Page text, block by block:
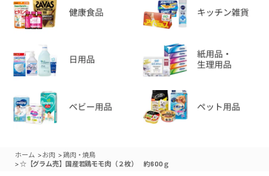
ホーム >お肉 >鶏肉・焼鳥
>☆【グラム売】国産若鶏モモ肉（２枚） 約600ｇ